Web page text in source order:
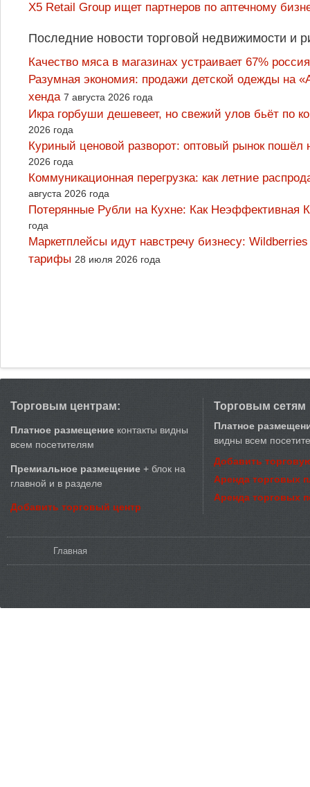
X5 Retail Group ищет партнеров по аптечному
Последние новости торговой недвижимости и
Качество мяса в магазинах устраивает 67%
Разумная экономия: продажи детской одежды на
хенда 7 августа 2026 года
Икра горбуши дешевеет, но свежий улов бьёт по
2026 года
Куриный ценовой разворот: оптовый рынок
2026 года
Коммуникационная перегрузка: как летние
августа 2026 года
Потерянные Рубли на Кухне: Как
года
Маркетплейсы идут навстречу бизнесу:
тарифы 28 июля 2026 года
Торговым центрам:
Платное размещение контакты видны
всем посетителям
Премиальное размещение + блок на
главной и в разделе
Добавить торговый центр
Торговым сетям
Платное
видны всем
Добавить
Аренда торговых
Аренда торговых
Главная